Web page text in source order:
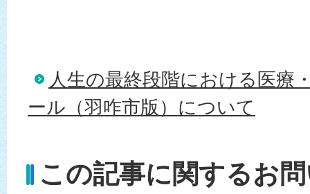
人生の最終段階における医療
ール（羽咋市版）について
この記事に関するお